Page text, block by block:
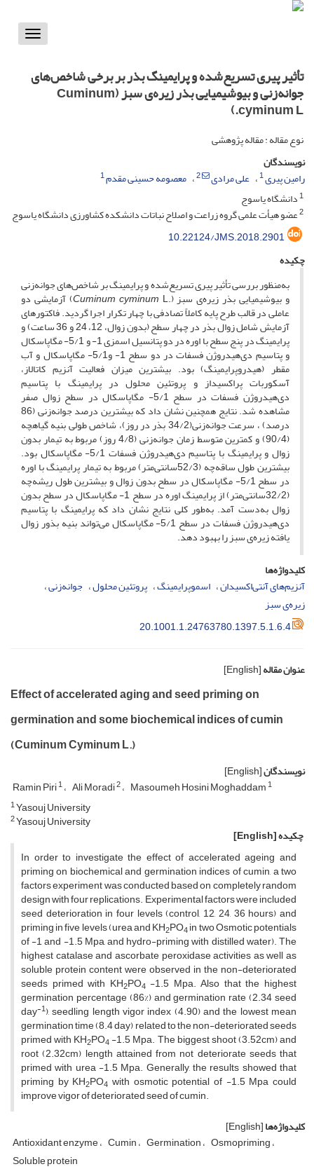
Toggle
تأثیر پیری تسریع‌شده و پرایمینگ بذر بر برخی شاخص‌های
جوانه‌زنی و بیوشیمیایی بذر زیره‌‌‌‌‌ی سبز (Cuminum
cyminum L.)
نوع مقاله : مقاله پژوهشی
نویسندگان
رامین پیری1 علی مرادی 2 معصومه حسینی مقدم1
1دانشگاه یاسوج
2عضو هیأت علمی گروه زراعت و اصلاح نباتات دانشکده کشاورزی دانشگاه یاسوج
10.22124/JMS.2018.2901
چکیده
به‌منظور بررسی تأثیر پیری تسریع‌شده و پرایمینگ بر شاخص‌های جوانه‌زنی
و بیوشیمیایی بذر زیره‌ی سبز (. Cuminum cyminumL) آزمایشی دو
عاملی در قالب طرح پایه کاملاً تصادفی با چهار تکرار اجرا گردید. فاکتورهای
آزمایش شامل زوال بذر در چهار سطح (بدون زوال، 12، 24 و 36 ساعت) و
پرایمینگ در پنج سطح با اوره در دو پتانسیل اسمزی 1- و 5/1- مگاپاسکال
و پتاسیم ‌دی‌هیدروژن ‌فسفات در دو سطح 1- و5/1- مگاپاسکال و آب
مقطر (هیدروپرایمینگ) بود. بیشترین میزان فعالیت آنزیم کاتالاز،
آسکوربات پراکسیداز و پروتئین محلول در پرایمینگ با پتاسیم
‌دی‌هیدروژن فسفات در سطح 5/1- مگاپاسکال در سطح زوال صفر
مشاهده شد. نتایج همچنین نشان داد که بیشترین درصد جوانه‌زنی (86
درصد) ، سرعت جوانه‌زنی(34/2 بذر در روز)، شاخص طولی بنیه گیاهچه
(90/4) و کمترین متوسط زمان جوانه‌زنی (4/8 روز) مربوط به تیمار بدون
زوال و پرایمینگ با پتاسیم ‌دی‌هیدروژن ‌فسفات 5/1- مگاپاسکال بود.
بیشترین طول ساقه‌چه (52/3سانتی‌متر) مربوط به تیمار پرایمینگ با اوره
در سطح 5/1- مگاپاسکال در سطح بدون زوال و بیشترین طول ریشه‌چه
(32/2سانتی‌متر) از پرایمینگ اوره در سطح 1- مگاپاسکال در سطح بدون
زوال به‌دست آمد. به‌طور کلی نتایج نشان داد که پرایمینگ با پتاسیم
‌دی‌هیدروژن ‌فسفات در سطح 5/1- مگاپاسکال می‌تواند بنیه بذور زوال
یافته زیره‌ی سبز را بهبود دهد.
کلیدواژه‌ها
آنزیم‌های آنتی‌اکسیدان اسموپرایمینگ پروتئین محلول جوانه‌زنی
زیره‌ی سبز
20.1001.1.24763780.1397.5.1.6.4
عنوان مقاله[English]
Effect of accelerated aging and seed priming on
germination and some biochemical indices of cumin
(Cuminum Cyminum L.)
نویسندگان[English]
Ramin Piri1 Ali Moradi2 Masoumeh Hosini Moghaddam1
1Yasouj University
2Yasouj University
چکیده[English]
In order to investigate the effect of accelerated ageing and
priming on biochemical and germination indices of cumin, a two
factors experiment was conducted based on completely random
design with four replications. Experimental factors were included
seed deterioration in four levels (control, 12, 24, 36 hours) and
priming in five levels (urea and KH2PO4in two Osmotic potentials
of -1 and -1.5 Mpa, and hydro-priming with distilled water). The
highest catalase and ascorbate peroxidase activities as well as
soluble protein content were observed in the non-deteriorated
seeds primed with KH2PO4 -1.5 Mpa. Also that the highest
germination percentage (86%) and germination rate (2.34 seed
day-1), seedling length vigor index (4.90) and the lowest mean
germination time (8.4 day) related to the non-deteriorated seeds
primed with KH2PO4 -1.5 Mpa. The biggest shoot (3.52cm) and
root (2.32cm) length attained from not deteriorate seeds that
primed with urea -1.5 Mpa. Generally, the results showed that
priming by KH2PO4with osmotic potential of -1.5 Mpa could
improve vigor of deteriorated seed of cumin.
کلیدواژه‌ها[English]
Antioxidant enzyme Cumin Germination Osmopriming
Soluble protein